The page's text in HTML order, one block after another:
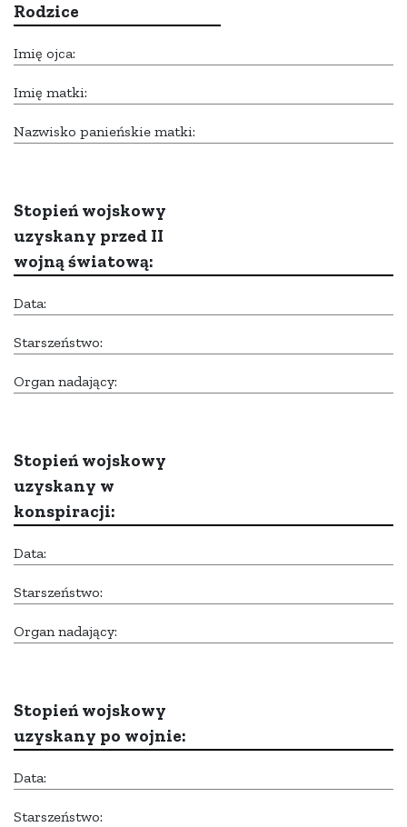
Rodzice
Imię ojca:
Imię matki:
Nazwisko panieńskie matki:
Stopień wojskowy
uzyskany przed II
wojną światową:
Data:
Starszeństwo:
Organ nadający:
Stopień wojskowy
uzyskany w
konspiracji:
Data:
Starszeństwo:
Organ nadający:
Stopień wojskowy
uzyskany po wojnie:
Data:
Starszeństwo: